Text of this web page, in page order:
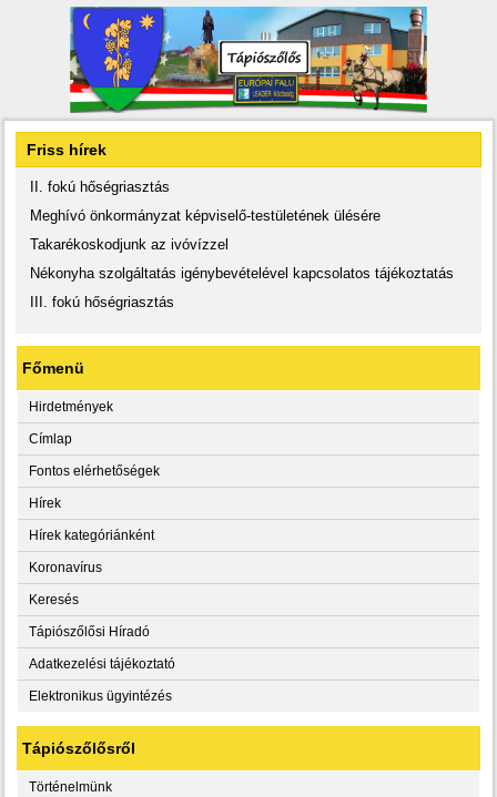
Friss hírek
II. fokú hőségriasztás
Meghívó önkormányzat képviselő-testületének ülésére
Takarékoskodjunk az ivóvízzel
Nékonyha szolgáltatás igénybevételével kapcsolatos tájékoztatás
III. fokú hőségriasztás
Főmenü
Hirdetmények
Címlap
Fontos elérhetőségek
Hírek
Hírek kategóriánként
Koronavírus
Keresés
Tápiószőlősi Híradó
Adatkezelési tájékoztató
Elektronikus ügyintézés
Tápiószőlősről
Történelmünk